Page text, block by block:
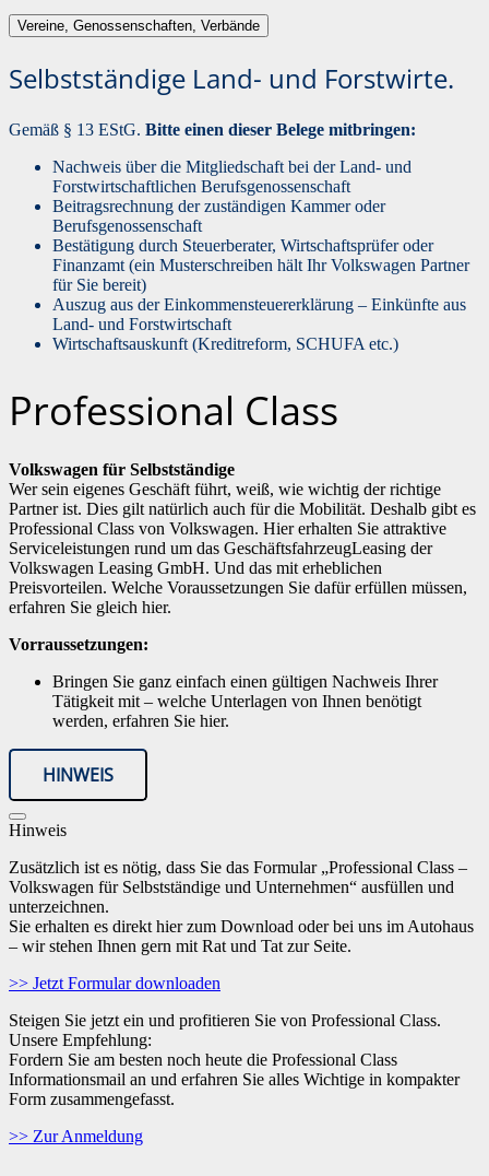
Vereine, Genossenschaften, Verbände
Selbstständige Land- und Forstwirte.
Gemäß § 13 EStG. Bitte einen dieser Belege mitbringen:
Nachweis über die Mitgliedschaft bei der Land- und
Forstwirtschaftlichen Berufsgenossenschaft
Beitragsrechnung der zuständigen Kammer oder
Berufsgenossenschaft
Bestätigung durch Steuerberater, Wirtschaftsprüfer oder
Finanzamt (ein Musterschreiben hält Ihr Volkswagen Partner
für Sie bereit)
Auszug aus der Einkommensteuererklärung – Einkünfte aus
Land- und Forstwirtschaft
Wirtschaftsauskunft (Kreditreform, SCHUFA etc.)
Professional Class
Volkswagen für Selbstständige
Wer sein eigenes Geschäft führt, weiß, wie wichtig der richtige
Partner ist. Dies gilt natürlich auch für die Mobilität. Deshalb gibt es
Professional Class von Volkswagen. Hier erhalten Sie attraktive
Serviceleistungen rund um das GeschäftsfahrzeugLeasing der
Volkswagen Leasing GmbH. Und das mit erheblichen
Preisvorteilen. Welche Voraussetzungen Sie dafür erfüllen müssen,
erfahren Sie gleich hier.
Vorraussetzungen:
Bringen Sie ganz einfach einen gültigen Nachweis Ihrer
Tätigkeit mit – welche Unterlagen von Ihnen benötigt
werden, erfahren Sie hier.
HINWEIS
Hinweis
Zusätzlich ist es nötig, dass Sie das Formular „Professional Class –
Volkswagen für Selbstständige und Unternehmen“ ausfüllen und
unterzeichnen.
Sie erhalten es direkt hier zum Download oder bei uns im Autohaus
– wir stehen Ihnen gern mit Rat und Tat zur Seite.
>> Jetzt Formular downloaden
Steigen Sie jetzt ein und profitieren Sie von Professional Class.
Unsere Empfehlung:
Fordern Sie am besten noch heute die Professional Class
Informationsmail an und erfahren Sie alles Wichtige in kompakter
Form zusammengefasst.
>> Zur Anmeldung